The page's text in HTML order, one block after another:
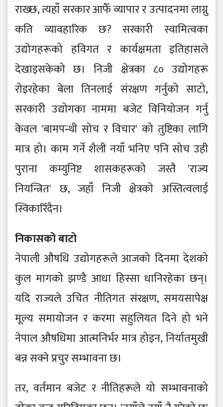
राख्छ, त्यहाँ सरकार आफैँ व्यापार र उत्पादनमा लाग्नु
कति व्यावहारिक छ? सरकारी स्वामित्वका
उद्योगहरूको हविगत र कार्यक्षमता इतिहासले
देखाइसकेको छ। निजी क्षेत्रका ८० उद्योगहरू
रोइरहेका बेला तिनलाई संरक्षण गर्नुको साटो,
सरकारी उद्योगका नाममा बजेट विनियोजन गर्नु
केवल 'बामपन्थी सोच र विचार' को तुष्टिका लागि
मात्र हो। काम गर्ने शैली नयाँ भनिए पनि सोच उही
पुराना कम्युनिष्ट शासकहरूको जस्तै 'राज्य
नियन्त्रित' छ, जहाँ निजी क्षेत्रको अस्तित्वलाई
स्विकारिँदैन।
निकासको बाटो
नेपाली औषधि उद्योगहरूले आजको दिनमा देशको
कुल मागको झण्डै आधा हिस्सा धानिरहेका छन्।
यदि राज्यले उचित नीतिगत संरक्षण, समयसापेक्ष
मूल्य समायोजन र करमा सहुलियत दिने हो भने
नेपाल औषधिमा आत्मनिर्भर मात्र होइन, निर्यातमुखी
बन्न सक्ने प्रचुर सम्भावना छ।
तर, वर्तमान बजेट र नीतिहरूले यो सम्भावनाको